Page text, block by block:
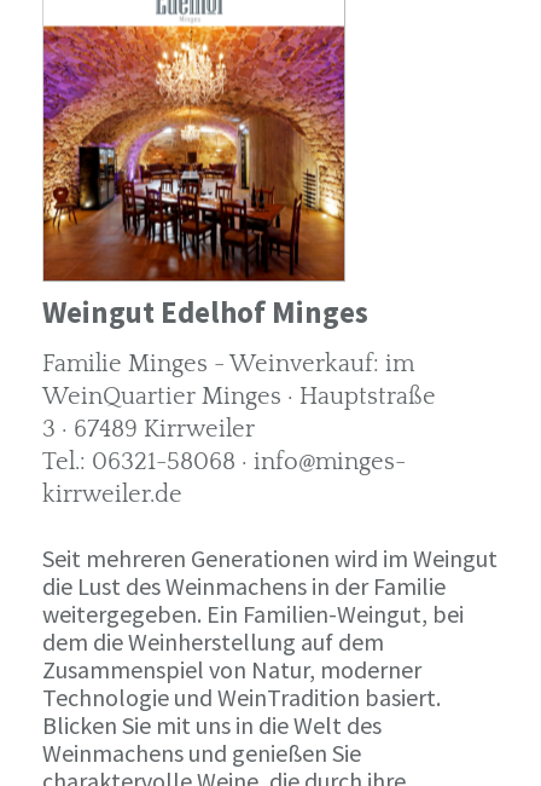
Weingut Edelhof Minges
Familie Minges - Weinverkauf: im
WeinQuartier Minges · Hauptstraße
3 · 67489 Kirrweiler
Tel.: 06321-58068 · info@minges-
kirrweiler.de
Seit mehreren Generationen wird im Weingut
die Lust des Weinmachens in der Familie
weitergegeben. Ein Familien-Weingut, bei
dem die Weinherstellung auf dem
Zusammenspiel von Natur, moderner
Technologie und WeinTradition basiert.
Blicken Sie mit uns in die Welt des
Weinmachens und genießen Sie